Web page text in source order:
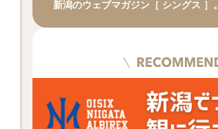
新潟のウェブマガジン［ シングス ］。